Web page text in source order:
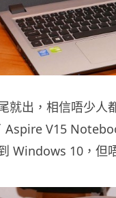
就出，相信唔少人
Aspire V15
Windows 10，但